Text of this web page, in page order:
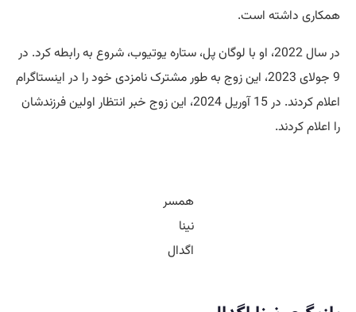
همکاری داشته است.
در سال 2022، او با لوگان پل، ستاره یوتیوب، شروع به رابطه کرد. در
9 جولای 2023، این زوج به طور مشترک نامزدی خود را در اینستاگرام
اعلام کردند. در 15 آوریل 2024، این زوج خبر انتظار اولین فرزندشان
را اعلام کردند.